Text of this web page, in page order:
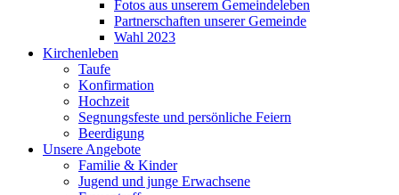
Fotos aus unserem Gemeindeleben
Partnerschaften unserer Gemeinde
Wahl 2023
Kirchenleben
Taufe
Konfirmation
Hochzeit
Segnungsfeste und persönliche Feiern
Beerdigung
Unsere Angebote
Familie & Kinder
Jugend und junge Erwachsene